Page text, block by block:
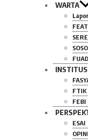
WARTA
FUAD
FTIK
FEBI
ESAI
OPINI